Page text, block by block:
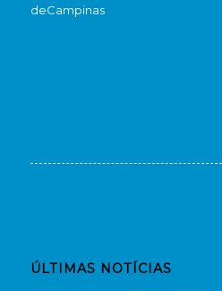
deCampinas
ÚLTIMAS NOTÍCIAS